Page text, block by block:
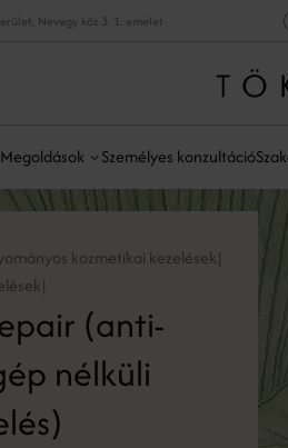
Nevegy köz 3. 1. emelet
Megoldások Személyes konzultáció
kozmetikai kezelések|
|
(anti-
nélküli